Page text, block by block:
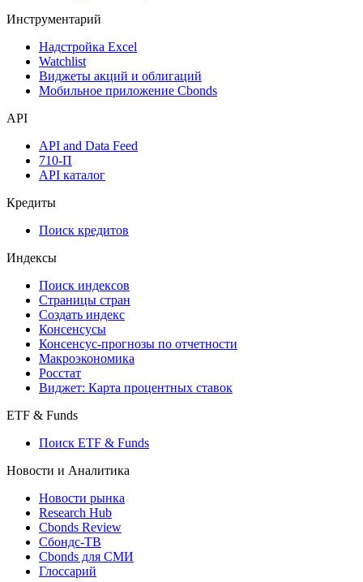
Инструментарий
Надстройка Excel
Watchlist
Виджеты акций и облигаций
Мобильное приложение Cbonds
API
API and Data Feed
710-П
API каталог
Кредиты
Поиск кредитов
Индексы
Поиск индексов
Страницы стран
Создать индекс
Консенсусы
Консенсус-прогнозы по отчетности
Макроэкономика
Росстат
Виджет: Карта процентных ставок
ETF & Funds
Поиск ETF & Funds
Новости и Аналитика
Новости рынка
Research Hub
Cbonds Review
Сбондс-ТВ
Cbonds для СМИ
Глоссарий